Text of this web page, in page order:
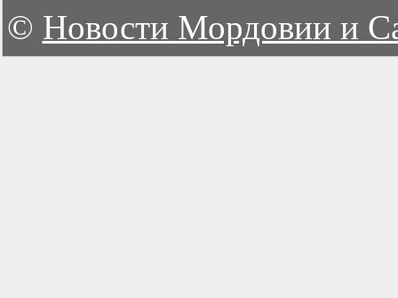
© Новости Мордовии и